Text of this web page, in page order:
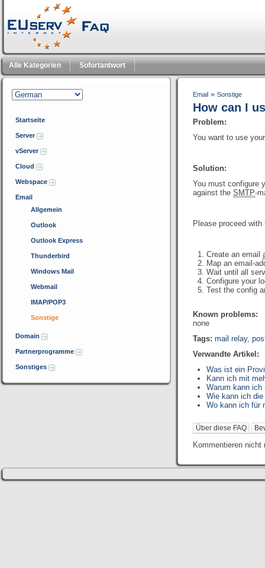
Alle Kategorien Sofortantwort
Startseite
Server
vServer
Cloud
Webspace
Email
Allgemein
Outlook
Outlook Express
Thunderbird
Windows Mail
Webmail
IMAP/POP3
Sonstige
Domain
Partnerprogramme
Sonstiges
Email » Sonstige
How can I
Problem:
You want to use
Solution:
You must configure
against the SMTP-
Please proceed
Create an email
Map an email-
Wait until all
Configure your
Test the config
Known problems:
none
Tags: mail relay,
Verwandte Artikel:
Was ist ein
Kann ich mit
Warum kann ich
Wie kann ich
Wo kann ich für
Über diese FAQ
Kommentieren nicht